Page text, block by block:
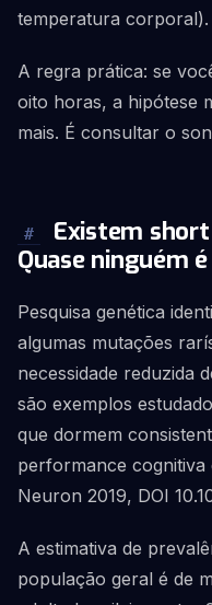
temperatura corporal).
A regra prática: se
oito horas, a hipótese
mais. É consultar o
#
Existem
Quase ninguém
Pesquisa genética
algumas mutações
necessidade reduzida
são exemplos
que dormem
performance cognitiva
Neuron 2019, DOI
A estimativa de
população geral é de